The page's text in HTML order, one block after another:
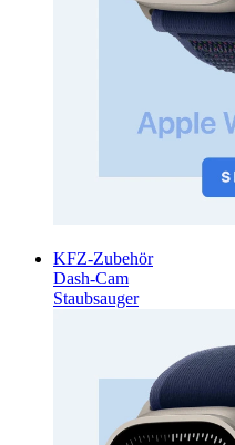
KFZ-Zubehör
Dash-Cam
Staubsauger